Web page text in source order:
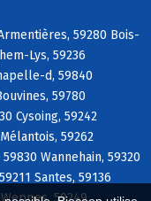
59280 Bois-
Lys, 59236
d, 59840
59780
Cysoing, 59242
59262
Wannehain, 59320
Santes, 59136